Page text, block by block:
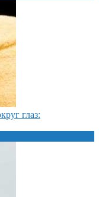
глаз: